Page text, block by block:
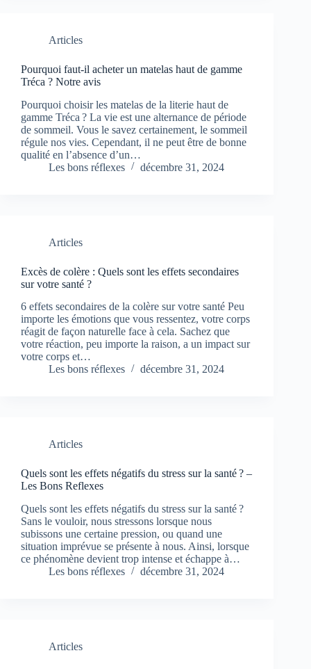
Articles
Pourquoi faut-il acheter un matelas haut de gamme
Tréca ? Notre avis
Pourquoi choisir les matelas de la literie haut de
gamme Tréca ? La vie est une alternance de période
de sommeil. Vous le savez certainement, le sommeil
régule nos vies. Cependant, il ne peut être de bonne
qualité en l’absence d’un…
Les bons réflexes
décembre 31, 2024
Articles
Excès de colère : Quels sont les effets secondaires
sur votre santé ?
6 effets secondaires de la colère sur votre santé Peu
importe les émotions que vous ressentez, votre corps
réagit de façon naturelle face à cela. Sachez que
votre réaction, peu importe la raison, a un impact sur
votre corps et…
Les bons réflexes
décembre 31, 2024
Articles
Quels sont les effets négatifs du stress sur la santé ? –
Les Bons Reflexes
Quels sont les effets négatifs du stress sur la santé ?
Sans le vouloir, nous stressons lorsque nous
subissons une certaine pression, ou quand une
situation imprévue se présente à nous. Ainsi, lorsque
ce phénomène devient trop intense et échappe à…
Les bons réflexes
décembre 31, 2024
Articles